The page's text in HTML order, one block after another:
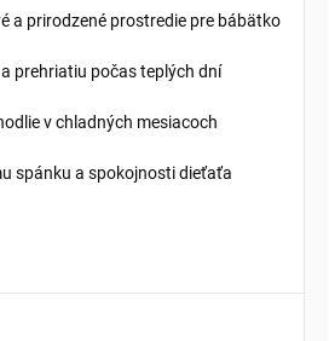
a prirodzené prostredie pre bábätko
prehriatiu počas teplých dní
v chladných mesiacoch
spánku a spokojnosti dieťaťa